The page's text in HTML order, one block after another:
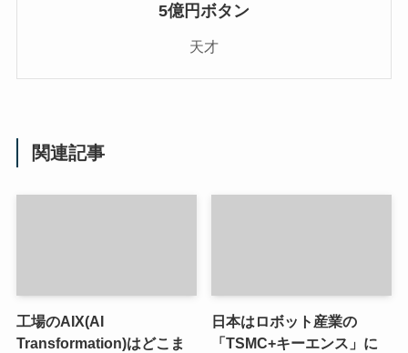
5億円ボタン
天才
関連記事
工場のAIX(AI
Transformation)はどこま
日本はロボット産業の
「TSMC+キーエンス」に